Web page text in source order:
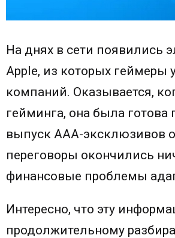
На днях в сети появились
Apple, из которых
компаний. Оказывается,
гейминга, она была
выпуск ААА-эксклюзивов
переговоры окончились
финансовые проблемы
Интересно, что эту
продолжительному